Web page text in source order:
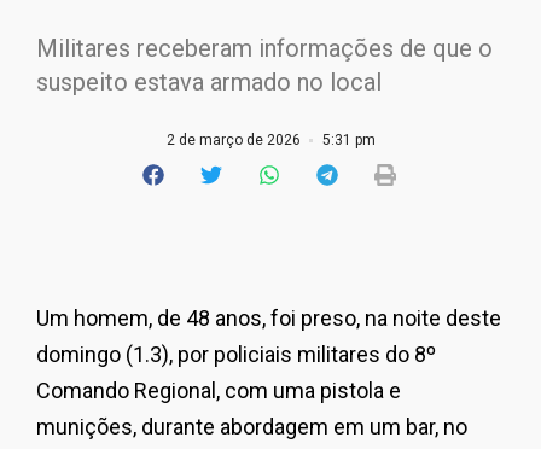
Militares receberam informações de que o
suspeito estava armado no local
2 de março de 2026 5:31 pm
Um homem, de 48 anos, foi preso, na noite deste
domingo (1.3), por policiais militares do 8º
Comando Regional, com uma pistola e
munições, durante abordagem em um bar, no